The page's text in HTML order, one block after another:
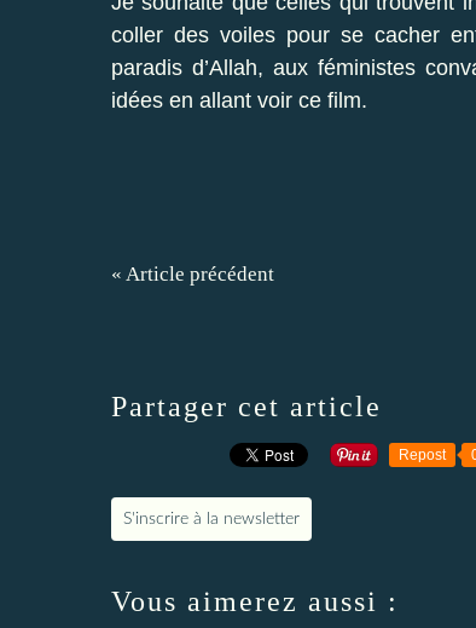
coller des voiles pour se cacher
paradis d’Allah, aux féministes
idées en allant voir ce film.
« Article précédent
Partager cet article
Repost
S'inscrire à la newsletter
Vous aimerez aussi :